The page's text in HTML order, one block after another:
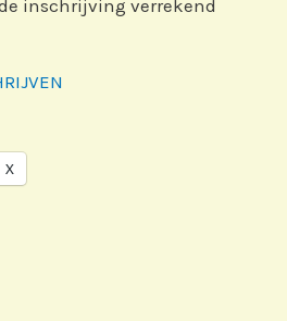
inschrijving verrekend
X